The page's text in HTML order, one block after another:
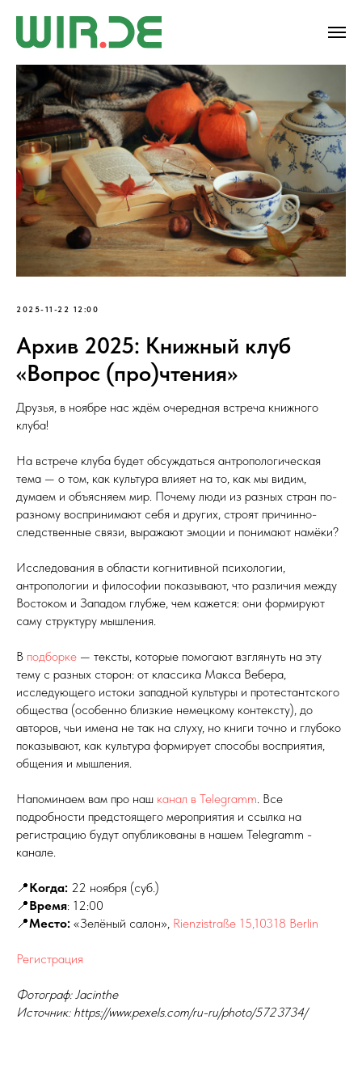
2025-11-22 12:00
Архив 2025: Книжный клуб
«Вопрос (про)чтения»
Друзья, в ноябре нас ждём очередная встреча книжного
клуба!
На встрече клуба будет обсуждаться антропологическая
тема — о том, как культура влияет на то, как мы видим,
думаем и объясняем мир. Почему люди из разных стран по-
разному воспринимают себя и других, строят причинно-
следственные связи, выражают эмоции и понимают намёки?
Исследования в области когнитивной психологии,
антропологии и философии показывают, что различия между
Востоком и Западом глубже, чем кажется: они формируют
саму структуру мышления.
В подборке — тексты, которые помогают взглянуть на эту
тему с разных сторон: от классика Макса Вебера,
исследующего истоки западной культуры и протестантского
общества (особенно близкие немецкому контексту), до
авторов, чьи имена не так на слуху, но книги точно и глубоко
показывают, как культура формирует способы восприятия,
общения и мышления.
Напоминаем вам про наш канал в Telegramm. Все
подробности предстоящего мероприятия и ссылка на
регистрацию будут опубликованы в нашем Telegramm -
канале.
📍Когда: 22 ноября (суб.)
📍Время: 12:00
📍Место: «Зелёный салон», Rienzistraße 15,10318 Berlin
Регистрация
Фотограф: Jacinthe
Источник: https://www.pexels.com/ru-ru/photo/5723734/